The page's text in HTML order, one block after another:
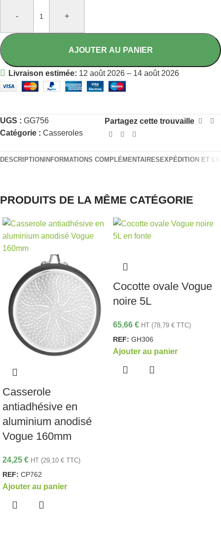
- +
AJOUTER AU PANIER
Livraison estimée: 12 août 2026 – 14 août 2026
UGS : GG756
Catégorie : Casseroles
Partagez cette trouvaille
DESCRIPTION INFORMATIONS COMPLÉMENTAIRES EXPÉDITION ET
PRODUITS DE LA MÊME CATÉGORIE
Casserole
antiadhésive en
aluminium anodisé
Vogue 160mm
24,25 € HT (29,10 € TTC)
REF: CP762
Ajouter au panier
Cocotte ovale Vogue
noire 5L
65,66 € HT (78,79 € TTC)
REF: GH306
Ajouter au panier